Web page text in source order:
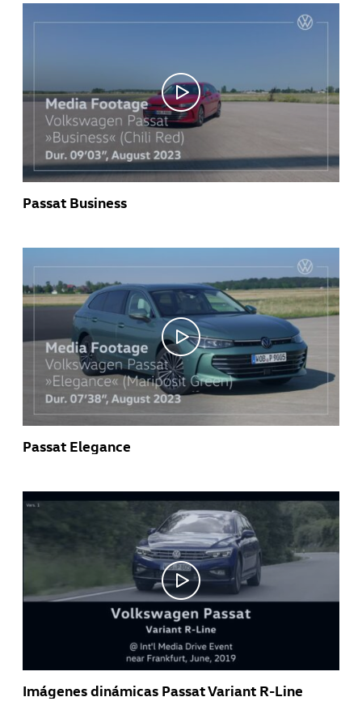
Passat Business
Passat Elegance
Imágenes dinámicas Passat Variant R-Line